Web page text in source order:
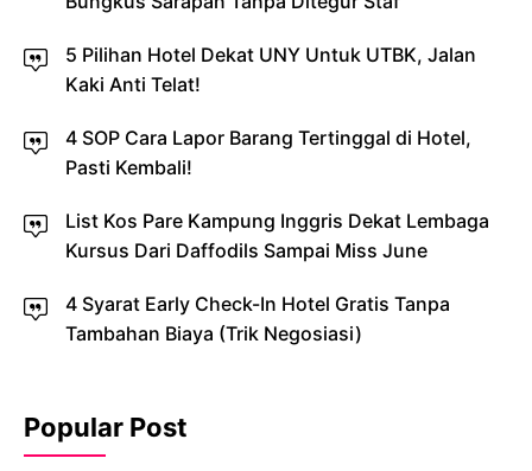
5 Pilihan Hotel Dekat UNY Untuk UTBK, Jalan
Kaki Anti Telat!
4 SOP Cara Lapor Barang Tertinggal di Hotel,
Pasti Kembali!
List Kos Pare Kampung Inggris Dekat Lembaga
Kursus Dari Daffodils Sampai Miss June
4 Syarat Early Check-In Hotel Gratis Tanpa
Tambahan Biaya (Trik Negosiasi)
Popular Post